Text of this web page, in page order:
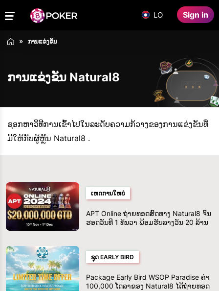
LO Sign in
ການແຂ່ງຂັນ
ການແຂ່ງຂັນ Natural8
ຊອກຫາວິທີການເຂົ້າໄປໃນລະດັບຄວາມກ້ວາງຂອງການແຂ່ງຂັນທີ່
ມີໃຫ້ກັບຜູ້ຫຼິ້ນ Natural8 .
ເຫດການໃຫຍ່
APT Online ຖ່າຍທອດສົດທາງ Natural8 ຈົນ
ຮອດວັນທີ 1 ທັນວາ ພ້ອມຮັບລາງວັນ 20 ລ້ານ
ຊຸດ EARLY BIRD
Package Early Bird WSOP Paradise ຄ່າ
100,000 ໂດລາຂອງ Natural8 ໄດ້ຖ່າຍທອດ